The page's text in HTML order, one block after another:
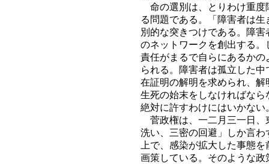
命の選別は、とりわけ重度
る問題である。「障害者は
別的な突きつけである。障
のネットワークを創出する
責任がまるで自らにあるか
られる。障害者は孤立した
在証明の解明を求められ、
生死の始末をしなければな
絶対に許すわけにはいかない
菅政権は、一二月三一日、
洗い、三密の回避」しか言
上で、感染が拡大した事態
画策している。そのような